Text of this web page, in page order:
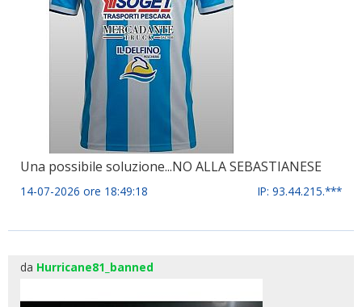
Una possibile soluzione...NO ALLA SEBASTIANESE
14-07-2026 ore 18:49:18 IP: 93.44.215.***
da Hurricane81_banned